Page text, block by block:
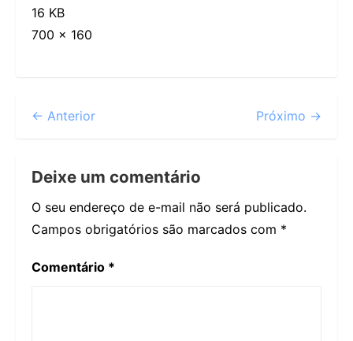
16 KB
700 × 160
← Anterior Próximo →
Deixe um comentário
O seu endereço de e-mail não será publicado.
Campos obrigatórios são marcados com *
Comentário *